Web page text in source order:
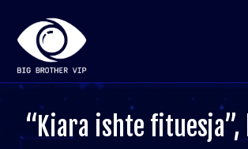
“Kiara ishte fituesja”,